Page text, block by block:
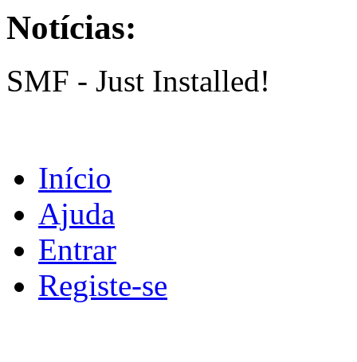
Notícias:
SMF - Just Installed!
Início
Ajuda
Entrar
Registe-se